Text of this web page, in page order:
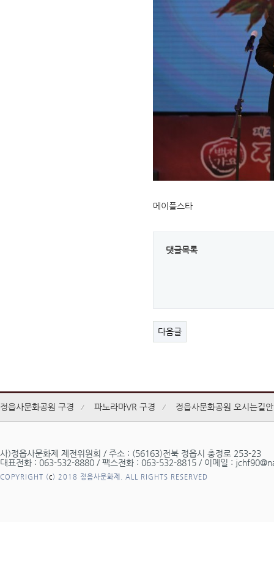
메이플스타
댓글목록
다음글
정읍사문화공원 구경 파노라마VR 구경 정읍사문화공원 오시는길
사)정읍사문화제 제전위원회 / 주소 : (56163)전북 정읍시 충정로 253-23
대표전화 : 063-532-8880 / 팩스전화 : 063-532-8815 / 이메일 :
COPYRIGHT (c) 2018 정읍사문화제. ALL RIGHTS RESERVED